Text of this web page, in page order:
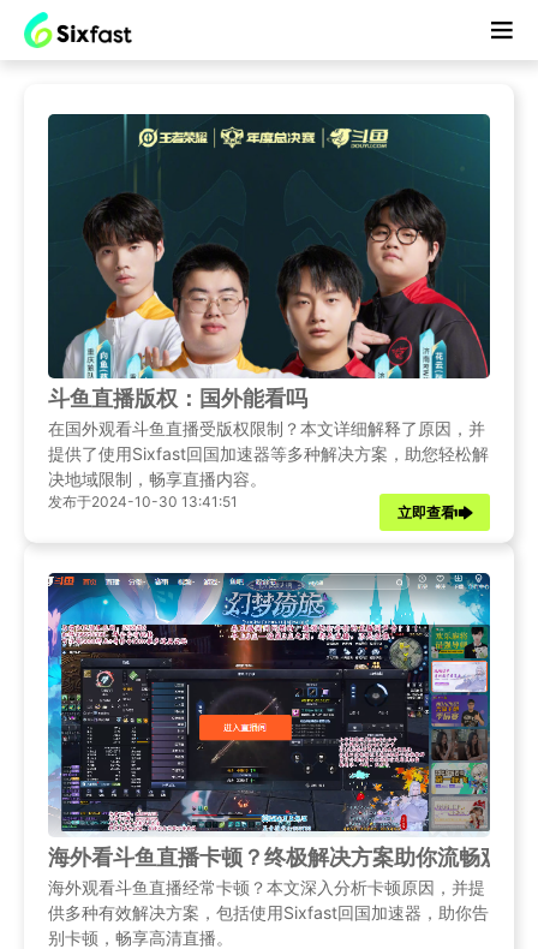
斗鱼直播版权：国外能看吗
在国外观看斗鱼直播受版权限制？本文详细解释了原因，并
提供了使用Sixfast回国加速器等多种解决方案，助您轻松解
决地域限制，畅享直播内容。
发布于2024-10-30 13:41:51
立即查看
海外看斗鱼直播卡顿？终极解决方案助你流畅观看
海外观看斗鱼直播经常卡顿？本文深入分析卡顿原因，并提
供多种有效解决方案，包括使用Sixfast回国加速器，助你告
别卡顿，畅享高清直播。